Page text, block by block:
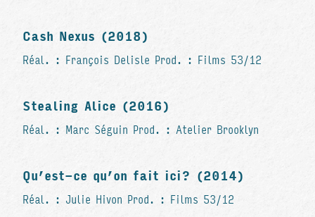
Cash Nexus (2018)
Réal. : François Delisle Prod. : Films 53/12
Stealing Alice (2016)
Réal. : Marc Séguin Prod. : Atelier Brooklyn
Qu’est-ce qu’on fait ici? (2014)
Réal. : Julie Hivon Prod. : Films 53/12